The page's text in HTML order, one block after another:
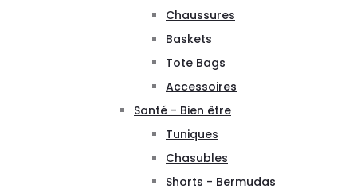
Chaussures
Baskets
Tote Bags
Accessoires
Santé - Bien être
Tuniques
Chasubles
Shorts - Bermudas